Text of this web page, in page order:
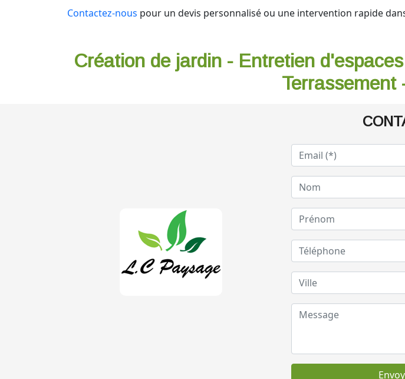
Contactez-nous pour un devis personnalisé ou une intervention rapide
Création de jardin - Entretien
Terrassement